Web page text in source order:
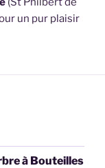
un pur plaisir
à Bouteilles